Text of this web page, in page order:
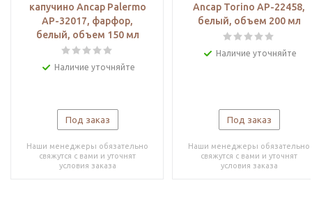
капучино Ancap Palermo
AP-32017, фарфор,
белый, объем 150 мл
Наличие уточняйте
Под заказ
Наши менеджеры обязательно
свяжутся с вами и уточнят
условия заказа
Ancap Torino AP-22458,
белый, объем 200 мл
Наличие уточняйте
Под заказ
Наши менеджеры обязательно
свяжутся с вами и уточнят
условия заказа